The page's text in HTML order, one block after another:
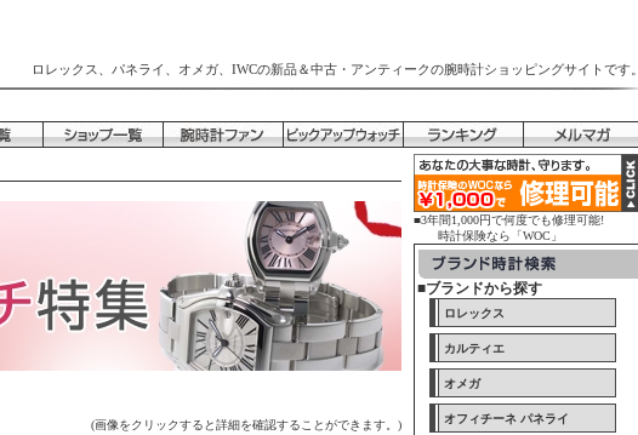
ロレックス、パネライ、オメガ、IWCの新品＆中古・アンティークの腕時計ショッピングサイトです。
(画像をクリックすると詳細を確認することができます。)
■3年間1,000円で何度でも修理可能!
時計保険なら「WOC」
■ブランドから探す
ロレックス
カルティエ
オメガ
オフィチーネ パネライ